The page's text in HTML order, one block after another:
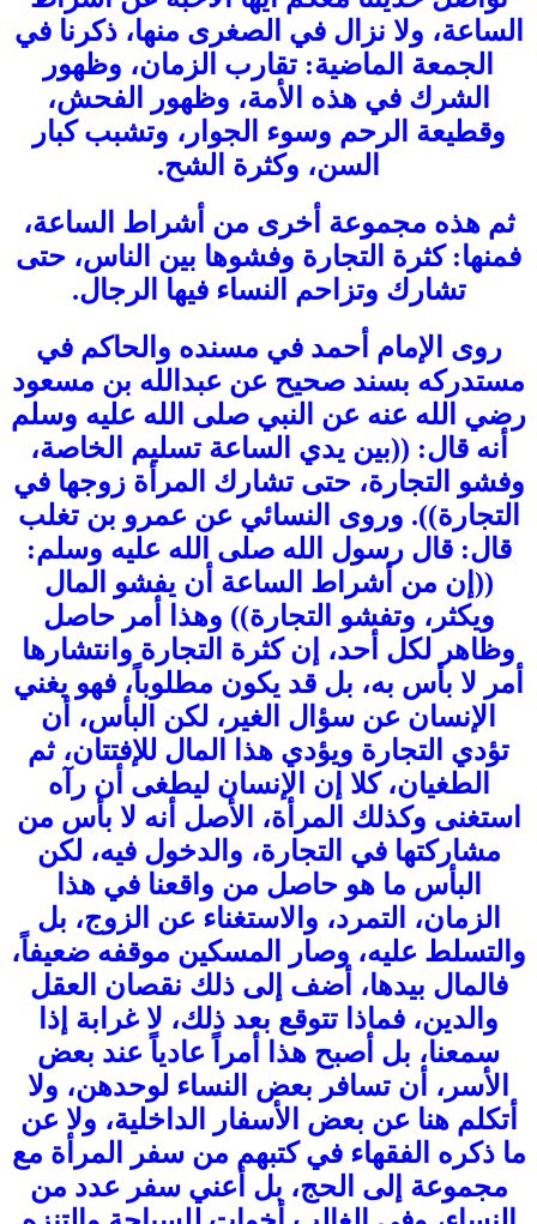
الساعة، ولا نزال في الصغرى منها، ذكرنا في
الجمعة الماضية: تقارب الزمان، وظهور
الشرك في هذه الأمة، وظهور الفحش،
وقطيعة الرحم وسوء الجوار، وتشبب كبار
السن، وكثرة الشح.
ثم هذه مجموعة أخرى من أشراط الساعة،
فمنها: كثرة التجارة وفشوها بين الناس، حتى
تشارك وتزاحم النساء فيها الرجال.
روى الإمام أحمد في مسنده والحاكم في
مستدركه بسند صحيح عن عبدالله بن مسعود
رضي الله عنه عن النبي صلى الله عليه وسلم
أنه قال: ((بين يدي الساعة تسليم الخاصة،
وفشو التجارة، حتى تشارك المرأة زوجها في
التجارة)). وروى النسائي عن عمرو بن تغلب
قال: قال رسول الله صلى الله عليه وسلم:
((إن من أشراط الساعة أن يفشو المال
ويكثر، وتفشو التجارة)) وهذا أمر حاصل
وظاهر لكل أحد، إن كثرة التجارة وانتشارها
أمر لا بأس به، بل قد يكون مطلوباً، فهو يغني
الإنسان عن سؤال الغير، لكن البأس، أن
تؤدي التجارة ويؤدي هذا المال للإفتتان، ثم
الطغيان، كلا إن الإنسان ليطغى أن رآه
استغنى وكذلك المرأة، الأصل أنه لا بأس من
مشاركتها في التجارة، والدخول فيه، لكن
البأس ما هو حاصل من واقعنا في هذا
الزمان، التمرد، والاستغناء عن الزوج، بل
والتسلط عليه، وصار المسكين موقفه ضعيفاً،
فالمال بيدها، أضف إلى ذلك نقصان العقل
والدين، فماذا تتوقع بعد ذلك، لا غرابة إذا
سمعنا، بل أصبح هذا أمراً عادياً عند بعض
الأسر، أن تسافر بعض النساء لوحدهن، ولا
أتكلم هنا عن بعض الأسفار الداخلية، ولا عن
ما ذكره الفقهاء في كتبهم من سفر المرأة مع
مجموعة إلى الحج، بل أعني سفر عدد من